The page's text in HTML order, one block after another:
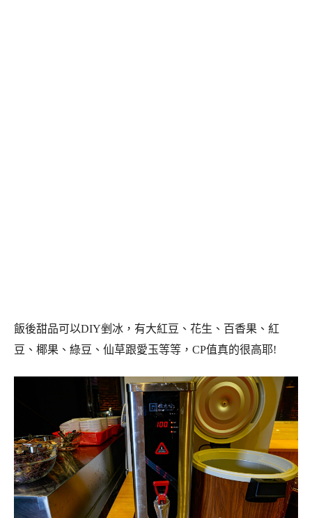
飯後甜品可以DIY剉冰，有大紅豆、花生、百香果、紅
豆、椰果、綠豆、仙草跟愛玉等等，CP值真的很高耶!